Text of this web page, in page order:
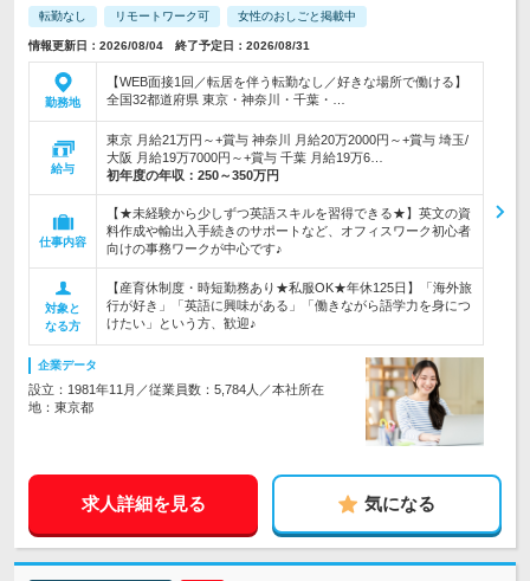
転勤なし リモートワーク可 女性のおしごと掲載中
情報更新日：2026/08/04 終了予定日：2026/08/31
勤務地
【WEB面接1回／転居を伴う転勤なし／好きな場所で働ける】
全国32都道府県 東京・神奈川・千葉・…
給与
東京 月給21万円～+賞与 神奈川 月給20万2000円～+賞与 埼玉/
大阪 月給19万7000円～+賞与 千葉 月給19万6…
初年度の年収： 250～350万円
仕事内容
【★未経験から少しずつ英語スキルを習得できる★】英文の資
料作成や輸出入手続きのサポートなど、オフィスワーク初心者
向けの事務ワークが中心です♪
対象と
なる方
【産育休制度・時短勤務あり★私服OK★年休125日】「海外旅
行が好き」「英語に興味がある」「働きながら語学力を身につ
けたい」という方、歓迎♪
企業データ
設立：1981年11月／従業員数：5,784人／本社所在
地：東京都
求人詳細を見る 気になる